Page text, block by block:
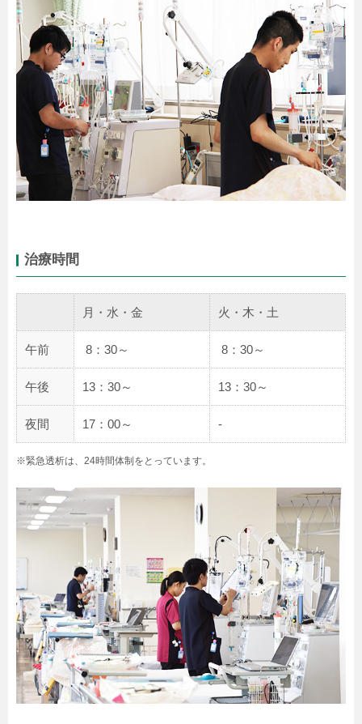
治療時間
月・水・金 火・木・土
午前 8：30～ 8：30～
午後 13：30～ 13：30～
夜間 17：00～ -
※緊急透析は、24時間体制をとっています。